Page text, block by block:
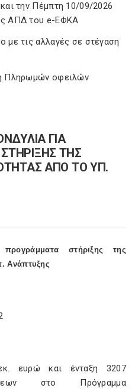
την Πέμπτη 10/09/2026
ΑΠΔ του e-ΕΦΚΑ
με τις αλλαγές σε στέγαση
Πληρωμών οφειλών
ΓΙΑ
ΤΗΣ
ΑΠΟ ΤΟ ΥΠ.
στήριξης της
Ανάπτυξης
ευρώ και ένταξη 3207
στο Πρόγραμμα